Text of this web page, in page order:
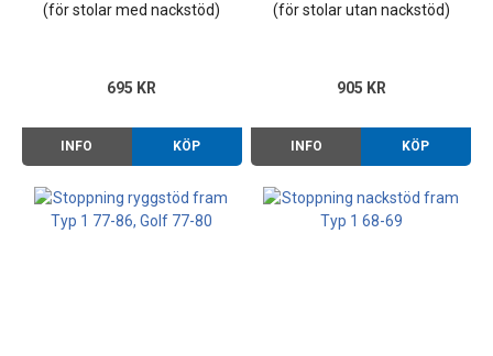
(för stolar med nackstöd)
695 KR
INFO KÖP
(för stolar utan nackstöd)
905 KR
INFO KÖP